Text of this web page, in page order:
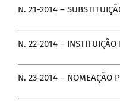
N. 21-2014 –
N. 22-2014 – INSTITUIÇÃO
N. 23-2014 – NOMEAÇÃO